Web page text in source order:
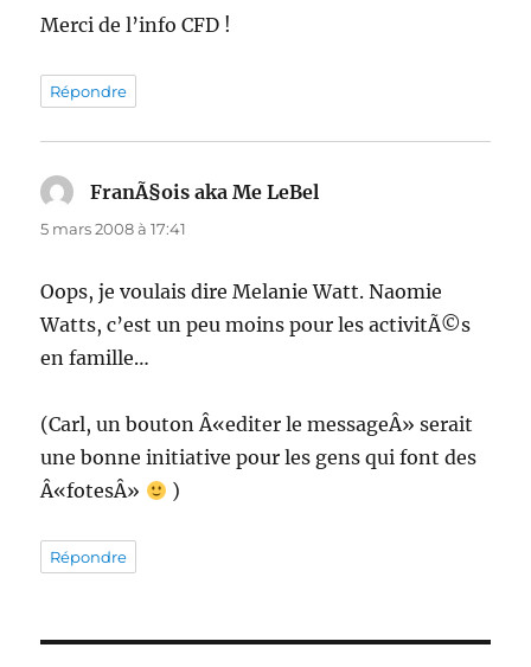
Merci de l’info CFD !
Répondre
FranÃ§ois aka Me LeBel
5 mars 2008 à 17:41
Oops, je voulais dire Melanie Watt. Naomie
Watts, c’est un peu moins pour les activitÃ©s
en famille…
(Carl, un bouton Â«editer le messageÂ» serait
une bonne initiative pour les gens qui font des
Â«fotesÂ»
)
Répondre